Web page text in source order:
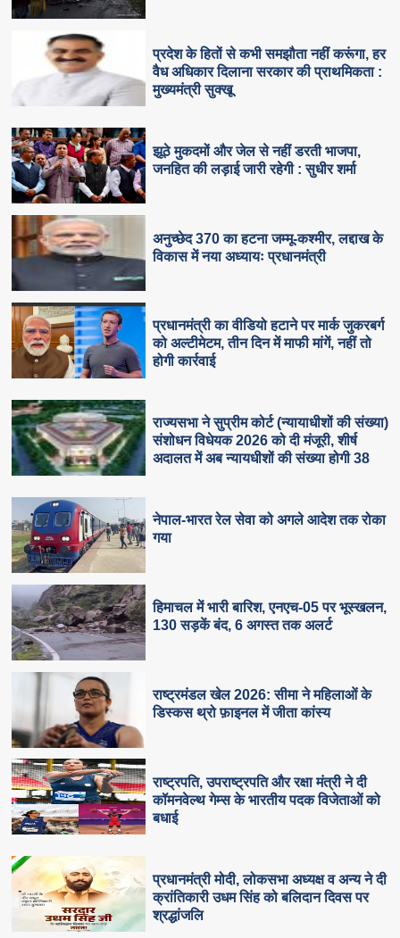
प्रदेश के हितों से कभी समझौता नहीं करूंगा, हर
वैध अधिकार दिलाना सरकार की प्राथमिकता :
मुख्यमंत्री सुक्खू
झूठे मुकदमों और जेल से नहीं डरती भाजपा,
जनहित की लड़ाई जारी रहेगी : सुधीर शर्मा
अनुच्छेद 370 का हटना जम्मू-कश्मीर, लद्दाख के
विकास में नया अध्यायः प्रधानमंत्री
प्रधानमंत्री का वीडियो हटाने पर मार्क जुकरबर्ग
को अल्टीमेटम, तीन दिन में माफी मांगें, नहीं तो
होगी कार्रवाई
राज्यसभा ने सुप्रीम कोर्ट (न्यायाधीशों की संख्या)
संशोधन विधेयक 2026 को दी मंजूरी, शीर्ष
अदालत में अब न्यायधीशों की संख्या होगी 38
नेपाल-भारत रेल सेवा को अगले आदेश तक रोका
गया
हिमाचल में भारी बारिश, एनएच-05 पर भूस्खलन,
130 सड़कें बंद, 6 अगस्त तक अलर्ट
राष्ट्रमंडल खेल 2026: सीमा ने महिलाओं के
डिस्कस थ्रो फ़ाइनल में जीता कांस्य
राष्ट्रपति, उपराष्ट्रपति और रक्षा मंत्री ने दी
कॉमनवेल्थ गेम्स के भारतीय पदक विजेताओं को
बधाई
प्रधानमंत्री मोदी, लोकसभा अध्यक्ष व अन्य ने दी
क्रांतिकारी उधम सिंह को बलिदान दिवस पर
श्रद्धांजलि